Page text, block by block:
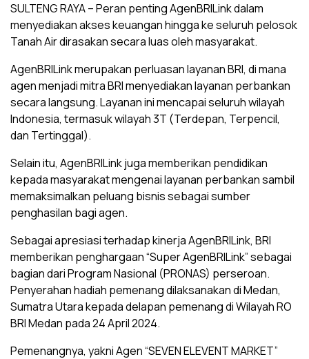
SULTENG RAYA– Peran penting AgenBRILink dalam
menyediakan akses keuangan hingga ke seluruh pelosok
Tanah Air dirasakan secara luas oleh masyarakat.
AgenBRILink merupakan perluasan layanan BRI, di mana
agen menjadi mitra BRI menyediakan layanan perbankan
secara langsung. Layanan ini mencapai seluruh wilayah
Indonesia, termasuk wilayah 3T (Terdepan, Terpencil,
dan Tertinggal).
Selain itu, AgenBRILink juga memberikan pendidikan
kepada masyarakat mengenai layanan perbankan sambil
memaksimalkan peluang bisnis sebagai sumber
penghasilan bagi agen.
Sebagai apresiasi terhadap kinerja AgenBRILink, BRI
memberikan penghargaan “Super AgenBRILink” sebagai
bagian dari Program Nasional (PRONAS) perseroan.
Penyerahan hadiah pemenang dilaksanakan di Medan,
Sumatra Utara kepada delapan pemenang di Wilayah RO
BRI Medan pada 24 April 2024.
Pemenangnya, yakni Agen “SEVEN ELEVENT MARKET”